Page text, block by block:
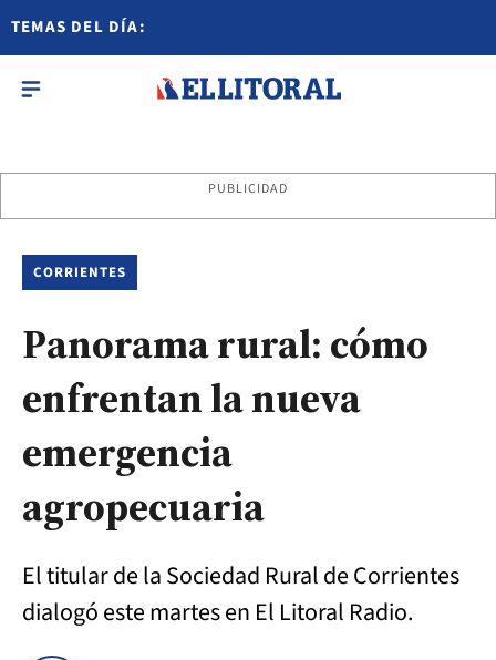
TEMAS DEL DÍA:
PUBLICIDAD
CORRIENTES
Panorama rural: cómo
enfrentan la nueva
emergencia
agropecuaria
El titular de la Sociedad Rural de Corrientes
dialogó este martes en El Litoral Radio.